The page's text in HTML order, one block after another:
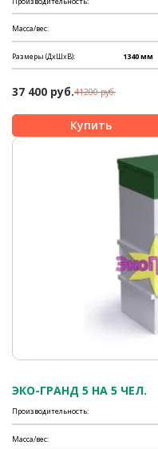
Масса/вес:
Размеры (ДхШхВ): 1340 мм
37 400 руб.41200 руб.
ЭКО-ГРАНД 5 НА 5 ЧЕЛ.
Производительность:
Масса/вес: